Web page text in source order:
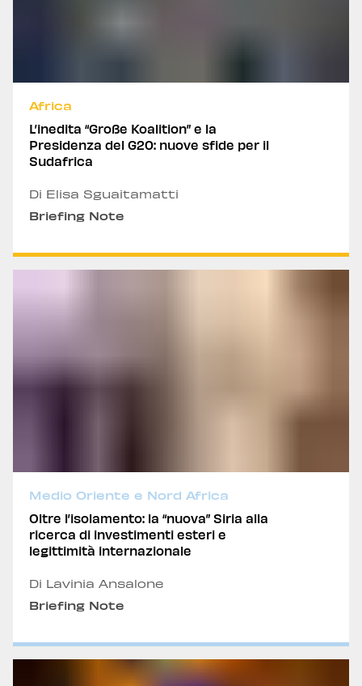
Africa
L’inedita “Große Koalition” e la
Presidenza del G20: nuove sfide per il
Sudafrica
Di Elisa Sguaitamatti
Briefing Note
Medio Oriente e Nord Africa
Oltre l’isolamento: la “nuova” Siria alla
ricerca di investimenti esteri e
legittimità internazionale
Di Lavinia Ansalone
Briefing Note